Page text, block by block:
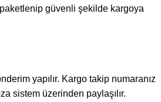
güvenli şekilde kargoya
yapılır. Kargo takip numaranız
sistem üzerinden paylaşılır.